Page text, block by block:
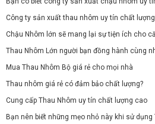
Công ty sản xuất thau nhôm uy tín chất lượng
Chậu Nhôm lớn sẽ mang lại sự tiện ích cho
Thau Nhôm Lớn người bạn đồng hành cùng
Mua Thau Nhôm Bộ giá rẻ cho mọi nhà
Thau nhôm giá rẻ có đảm bảo chất lượng?
Cung cấp Thau Nhôm uy tín chất lượng cao
Bạn nên biết những mẹo nhỏ này khi sử dụng